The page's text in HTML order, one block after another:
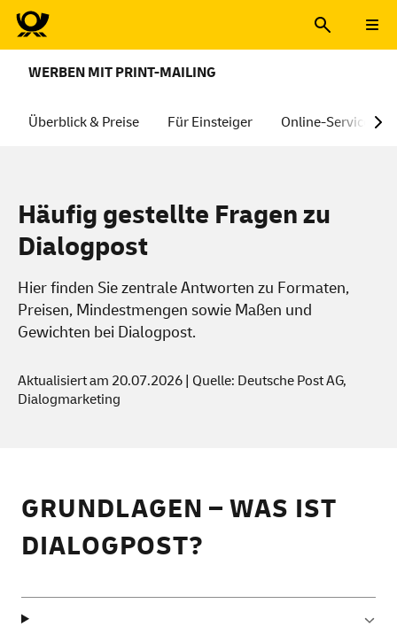
WERBEN MIT PRINT-MAILING
Überblick & Preise Für Einsteiger Online-Services
Häufig gestellte Fragen zu
Dialogpost
Hier finden Sie zentrale Antworten zu Formaten,
Preisen, Mindestmengen sowie Maßen und
Gewichten bei Dialogpost.
Aktualisiert am 20.07.2026 | Quelle: Deutsche Post AG,
Dialogmarketing
GRUNDLAGEN – WAS IST
DIALOGPOST?